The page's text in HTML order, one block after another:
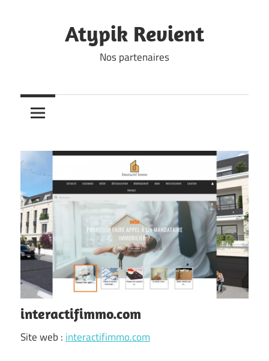
Atypik Revient
Nos partenaires
interactifimmo.com
Site web : interactifimmo.com